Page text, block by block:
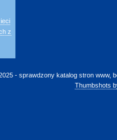
z
- sprawdzony katalog stron www,
Thumbshots